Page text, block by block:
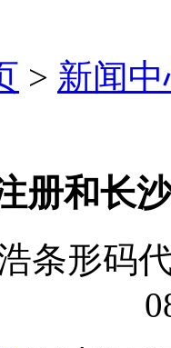
> 新闻
册和长
条形码